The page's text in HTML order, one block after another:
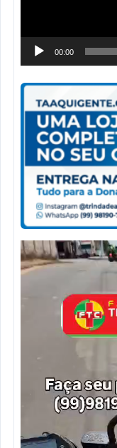
00:00
Tocador
de